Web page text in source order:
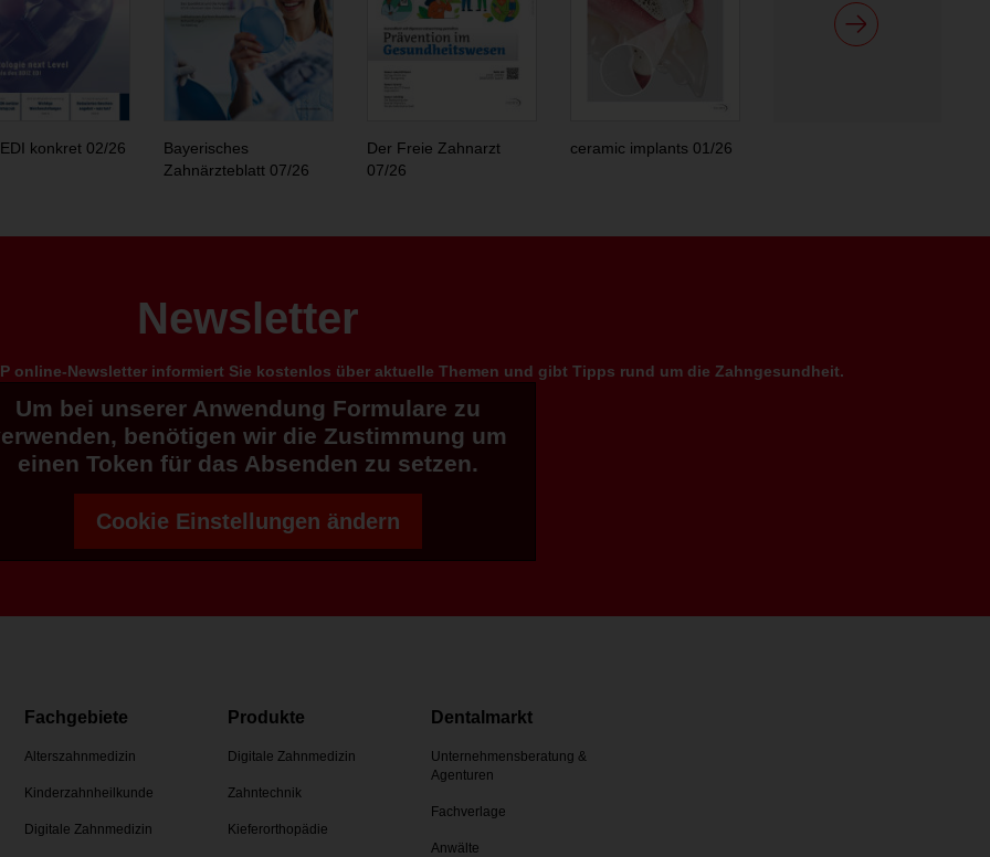
konkret 02/26
Bayerisches
Zahnärzteblatt 07/26
Der Freie Zahnarzt
07/26
ceramic implants 01/26
Newsletter
online-Newsletter informiert Sie kostenlos über aktuelle Themen und gibt Tipps rund um die Zahngesundheit.
Um bei unserer Anwendung Formulare zu
benötigen wir die Zustimmung um
einen Token für das Absenden zu setzen.
Cookie Einstellungen ändern
Fachgebiete
Alterszahnmedizin
Kinderzahnheilkunde
Digitale Zahnmedizin
Produkte
Digitale Zahnmedizin
Zahntechnik
Kieferorthopädie
Dentalmarkt
Unternehmensberatung &
Agenturen
Fachverlage
Anwälte